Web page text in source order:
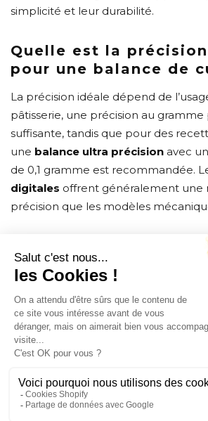
simplicité et leur durabilité.
Quelle est la
pour une balance de
La précision idéale dépend de
pâtisserie, une précision au
suffisante, tandis que pour des
une balance ultra précision avec
de 0,1 gramme est recommandée.
digitales offrent généralement une
précision que les modèles
CONTACT
INFORMATION
EN SAVOIR PLUS
RECEVEZ LES RECETTES